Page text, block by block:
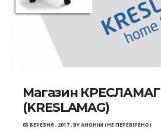
Магазин КРЕСЛАМАГ
(KRESLAMAG)
03 БЕРЕЗНЯ , 2017,BYАНОНІМ (НЕ ПЕРЕВІРЕНО)